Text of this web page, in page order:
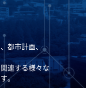
都市計画、
連する様々な
。